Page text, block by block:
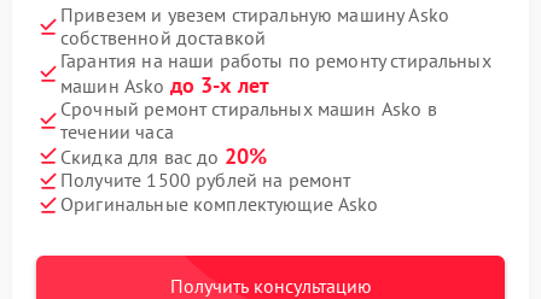
Привезем и увезем стиральную машину Asko
собственной доставкой
Гарантия на наши работы по ремонту стиральных
машин Asko до 3-х лет
Срочный ремонт стиральных машин Asko в
течении часа
Скидка для вас до 20%
Получите 1500 рублей на ремонт
Оригинальные комплектующие Asko
Получить консультацию